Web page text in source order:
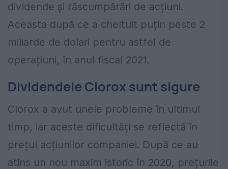
dividende și răscumpărări de acțiuni.
Aceasta după ce a cheltuit puțin peste 2
miliarde de dolari pentru astfel de
operațiuni, în anul fiscal 2021.
Dividendele Clorox sunt sigure
Clorox a avut unele probleme în ultimul
timp, iar aceste dificultăți se reflectă în
prețul acțiunilor companiei. După ce au
atins un nou maxim istoric în 2020, prețurile